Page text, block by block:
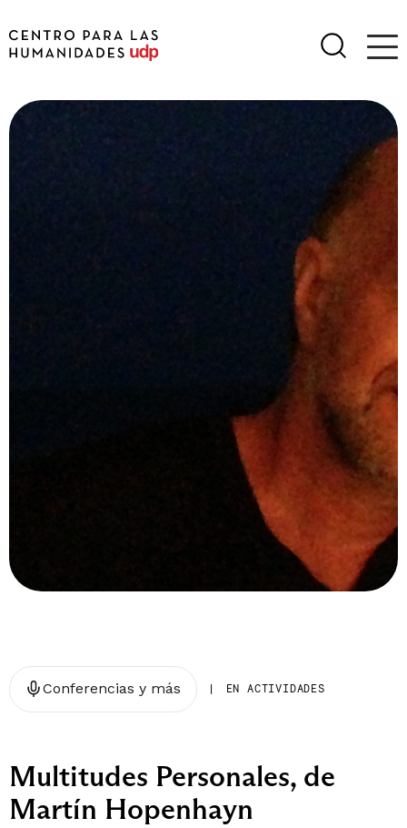
Conferencias y más | EN ACTIVIDADES
Multitudes Personales, de
Martín Hopenhayn